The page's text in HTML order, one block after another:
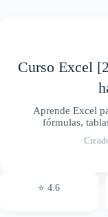
Curso Excel
Aprende Excel
fórmulas,
⭐ 4.6